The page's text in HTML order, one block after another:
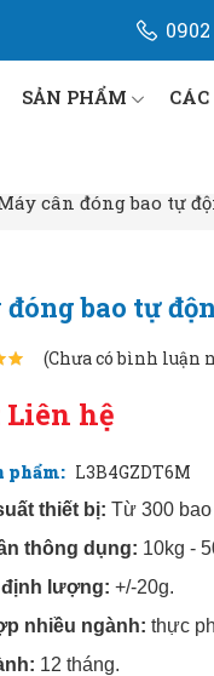
SẢN PHẨM
cân đóng bao tự
bao tự
(Chưa có bình luận
Liên hệ
phẩm: L3B4GZDT6M
thiết bị: Từ 300
thông dụng: 10kg -
định lượng: +/-20g.
nhiều ngành: thực
12 tháng.